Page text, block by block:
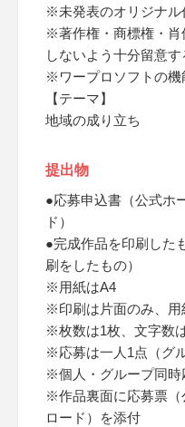
※未発表のオリジナル
※著作権・商標権・肖
しないよう十分留意す
※ワープロソフトの機
【テーマ】
地域の成り立ち
提出物
●応募申込書（公式ホ
ド）
●完成作品を印刷した
刷をしたもの）
※用紙はA4
※印刷は片面のみ、用
※枚数は1枚、文字数
※応募は一人1点（グ
※個人・グループ同時
※作品裏面に応募票（
ロード）を添付